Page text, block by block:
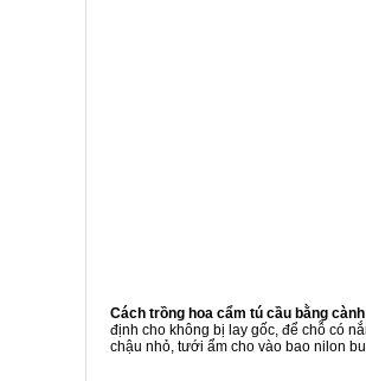
Cách trồng hoa cẩm tú cầu bằng cành
định cho không bị lay gốc, để chỗ có
chậu nhỏ, tưới ẩm cho vào bao nilon